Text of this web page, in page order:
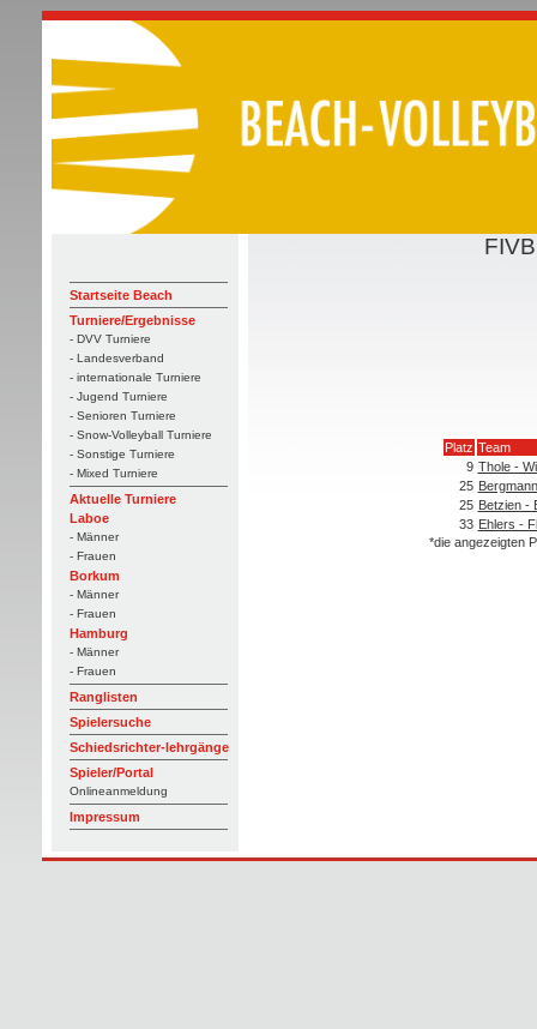
Startseite Beach
Turniere/Ergebnisse
- DVV Turniere
- Landesverband
- internationale Turniere
- Jugend Turniere
- Senioren Turniere
- Snow-Volleyball Turniere
- Sonstige Turniere
- Mixed Turniere
Aktuelle Turniere
Laboe
- Männer
- Frauen
Borkum
- Männer
- Frauen
Hamburg
- Männer
- Frauen
Ranglisten
Spielersuche
Schiedsrichter-lehrgänge
Spieler/Portal
Onlineanmeldung
Impressum
Platz Team
9 Thole -
25
25 Betzien -
33 Ehlers -
*die angezeigten